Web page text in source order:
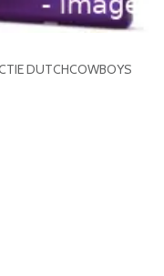
DUTCHCOWBOYS